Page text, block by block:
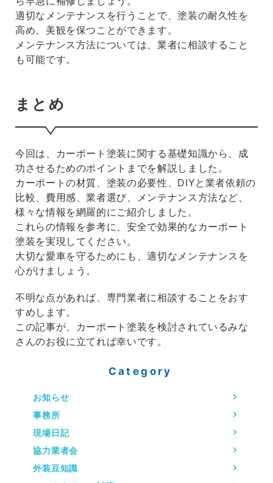
適切なメンテナンスを行うことで、塗装の耐久性を
高め、美観を保つことができます。
メンテナンス方法については、業者に相談すること
も可能です。
まとめ
今回は、カーポート塗装に関する基礎知識から、成
功させるためのポイントまでを解説しました。
カーポートの材質、塗装の必要性、DIYと業者依頼の
比較、費用感、業者選び、メンテナンス方法など、
様々な情報を網羅的にご紹介しました。
これらの情報を参考に、安全で効果的なカーポート
塗装を実現してください。
大切な愛車を守るためにも、適切なメンテナンスを
心がけましょう。
不明な点があれば、専門業者に相談することをおす
すめします。
この記事が、カーポート塗装を検討されているみな
さんのお役に立てれば幸いです。
Category
お知らせ
事務所
現場日記
協力業者会
外装豆知識